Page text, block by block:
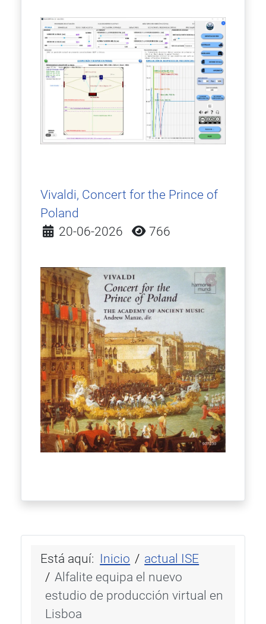
Vivaldi, Concert for the Prince of
Poland
Detalles
20-06-2026 766
Está aquí: Inicio
actual ISE
Alfalite equipa el nuevo
estudio de producción virtual en
Lisboa